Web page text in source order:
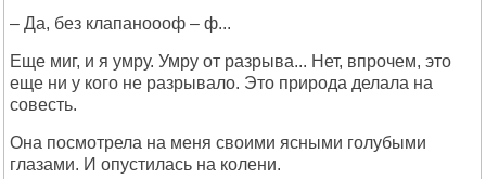
– Да, без клапаноооф – ф...
Еще миг, и я умру. Умру от разрыва... Нет, впрочем, это
еще ни у кого не разрывало. Это природа делала на
совесть.
Она посмотрела на меня своими ясными голубыми
глазами. И опустилась на колени.